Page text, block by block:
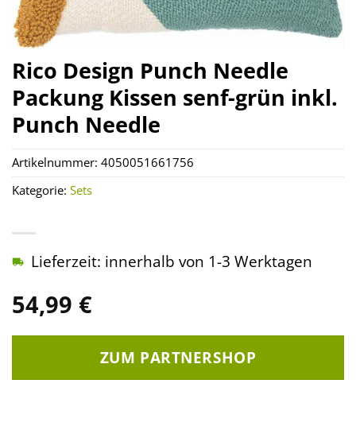
Rico Design Punch Needle
Packung Kissen senf-grün inkl.
Punch Needle
54,99 €
Lieferzeit: innerhalb von 1-3 Werktagen
ZUM PARTNERSHOP
Artikelnummer: 4050051661756
Kategorie: Sets